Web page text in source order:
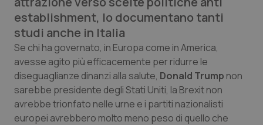
Professionisti Sanitari.AI
Abruzzo
Basilicata
Calabria
QS Pro Gold
Artrite & artrosi
Asma & BPCO
QS Club Newsletter
establishment, lo documentano tanti
studi anche in Italia
Se chi ha governato, in Europa come in America,
avesse agito più efficacemente per ridurre le
diseguaglianze dinanzi alla salute, Donald Trump non
sarebbe presidente degli Stati Uniti, la Brexit non
avrebbe trionfato nelle urne e i partiti nazionalisti
europei avrebbero molto meno peso di quello che